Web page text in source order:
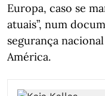
Europa, caso se
atuais”, num
segurança
América.